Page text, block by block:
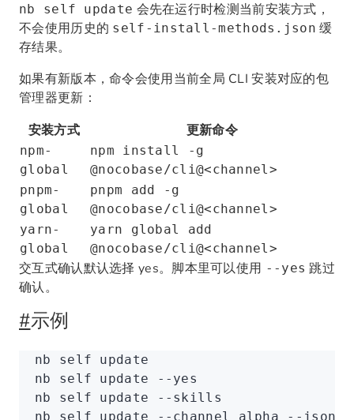
nb self update 会先在运行时检测当前安装方式，
不会使用历史的 self-install-methods.json 缓
存结果。
如果有新版本，命令会使用当前全局 CLI 安装对应的包
管理器更新：
安装方式
更新命令
npm-
global
npm install -g
@nocobase/cli@<channel>
pnpm-
global
pnpm add -g
@nocobase/cli@<channel>
yarn-
global
yarn global add
@nocobase/cli@<channel>
交互式确认默认选择 yes。脚本里可以使用 --yes 跳过
确认。
#示例
nb self update
nb self update --yes
nb self update --skills
nb self update --channel alpha --json